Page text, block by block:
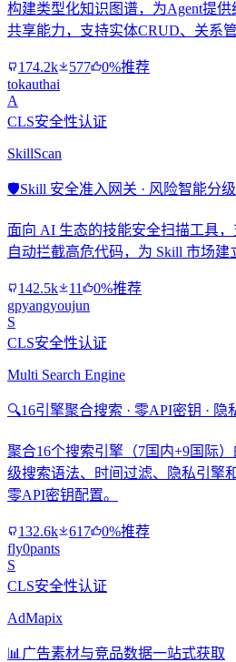
构建类型化知识图谱，为Agent提
共享能力，支持实体CRUD、关系
174.2k 577
0%推荐
tokauthai
A
CLS安全性认证
SkillScan
🛡️Skill 安全准入网关 · 风险智能分
面向 AI 生态的技能安全扫描工具，
自动拦截高危代码，为 Skill 市场建
142.5k 11
0%推荐
gpyangyoujun
S
CLS安全性认证
Multi Search Engine
🔍16引擎聚合搜索 · 零API密钥 · 隐
聚合16个搜索引擎（7国内+9国际
级搜索语法、时间过滤、隐私引擎
零API密钥配置。
132.6k 617
0%推荐
fly0pants
S
CLS安全性认证
AdMapix
📊 广告素材与竞品数据一站式获取